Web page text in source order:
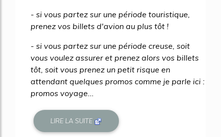
- si vous partez sur une période touristique,
prenez vos billets d'avion au plus tôt !
- si vous partez sur une période creuse, soit
vous voulez assurer et prenez alors vos billets
tôt, soit vous prenez un petit risque en
attendant quelques promos comme je parle ici :
promos voyage...
LIRE LA SUITE